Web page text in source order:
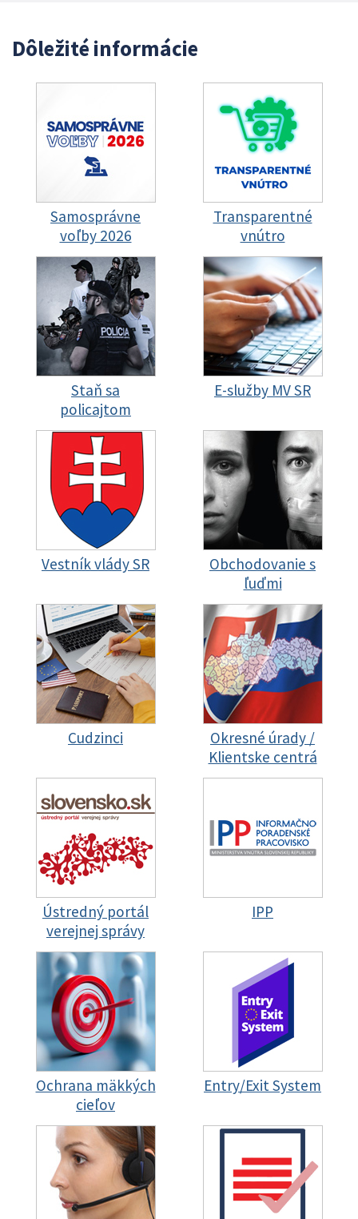
Dôležité informácie
Samosprávne
voľby 2026
Transparentné
vnútro
Staň sa
policajtom
E-služby MV SR
Vestník vlády SR
Obchodovanie s
ľuďmi
Cudzinci
Okresné úrady /
Klientske centrá
Ústredný portál
verejnej správy
IPP
Ochrana mäkkých
cieľov
Entry/Exit System